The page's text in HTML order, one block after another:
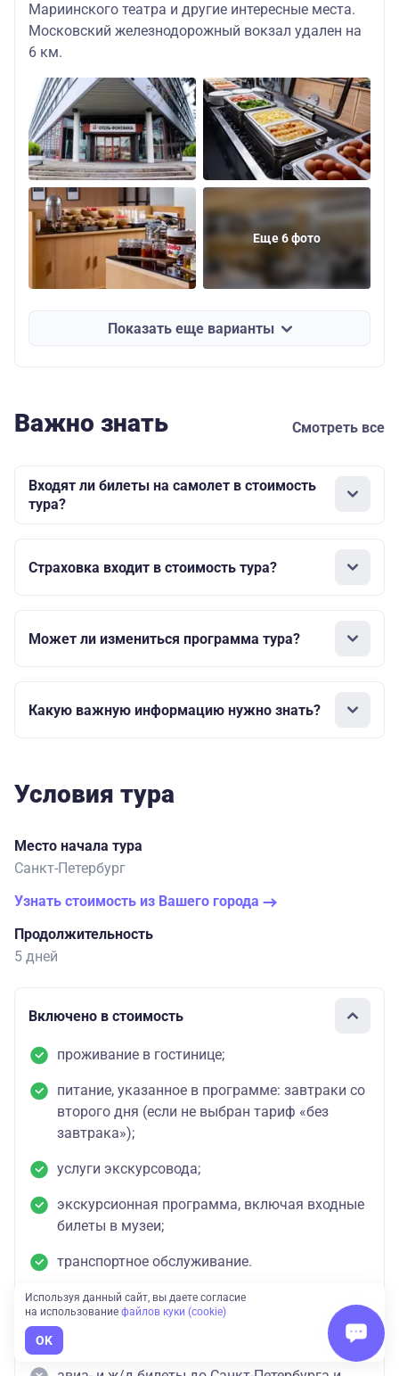
Мариинского театра и другие интересные места.
Московский железнодорожный вокзал удален на
6 км.
Еще 6 фото
Показать еще варианты
Важно знать Смотреть все
Входят ли билеты на самолет в стоимость
тура?
Страховка входит в стоимость тура?
Может ли измениться программа тура?
Какую важную информацию нужно знать?
Условия тура
Место начала тура
Санкт-Петербург
Узнать стоимость из Вашего города
Продолжительность
5 дней
Включено в стоимость
проживание в гостинице;
питание, указанное в программе: завтраки со
второго дня (если не выбран тариф «без
завтрака»);
услуги экскурсовода;
экскурсионная программа, включая входные
билеты в музеи;
транспортное обслуживание.
Оплачивается отдельно
Используя данный сайт, вы даете согласие
на использование файлов куки (cookie)
OK